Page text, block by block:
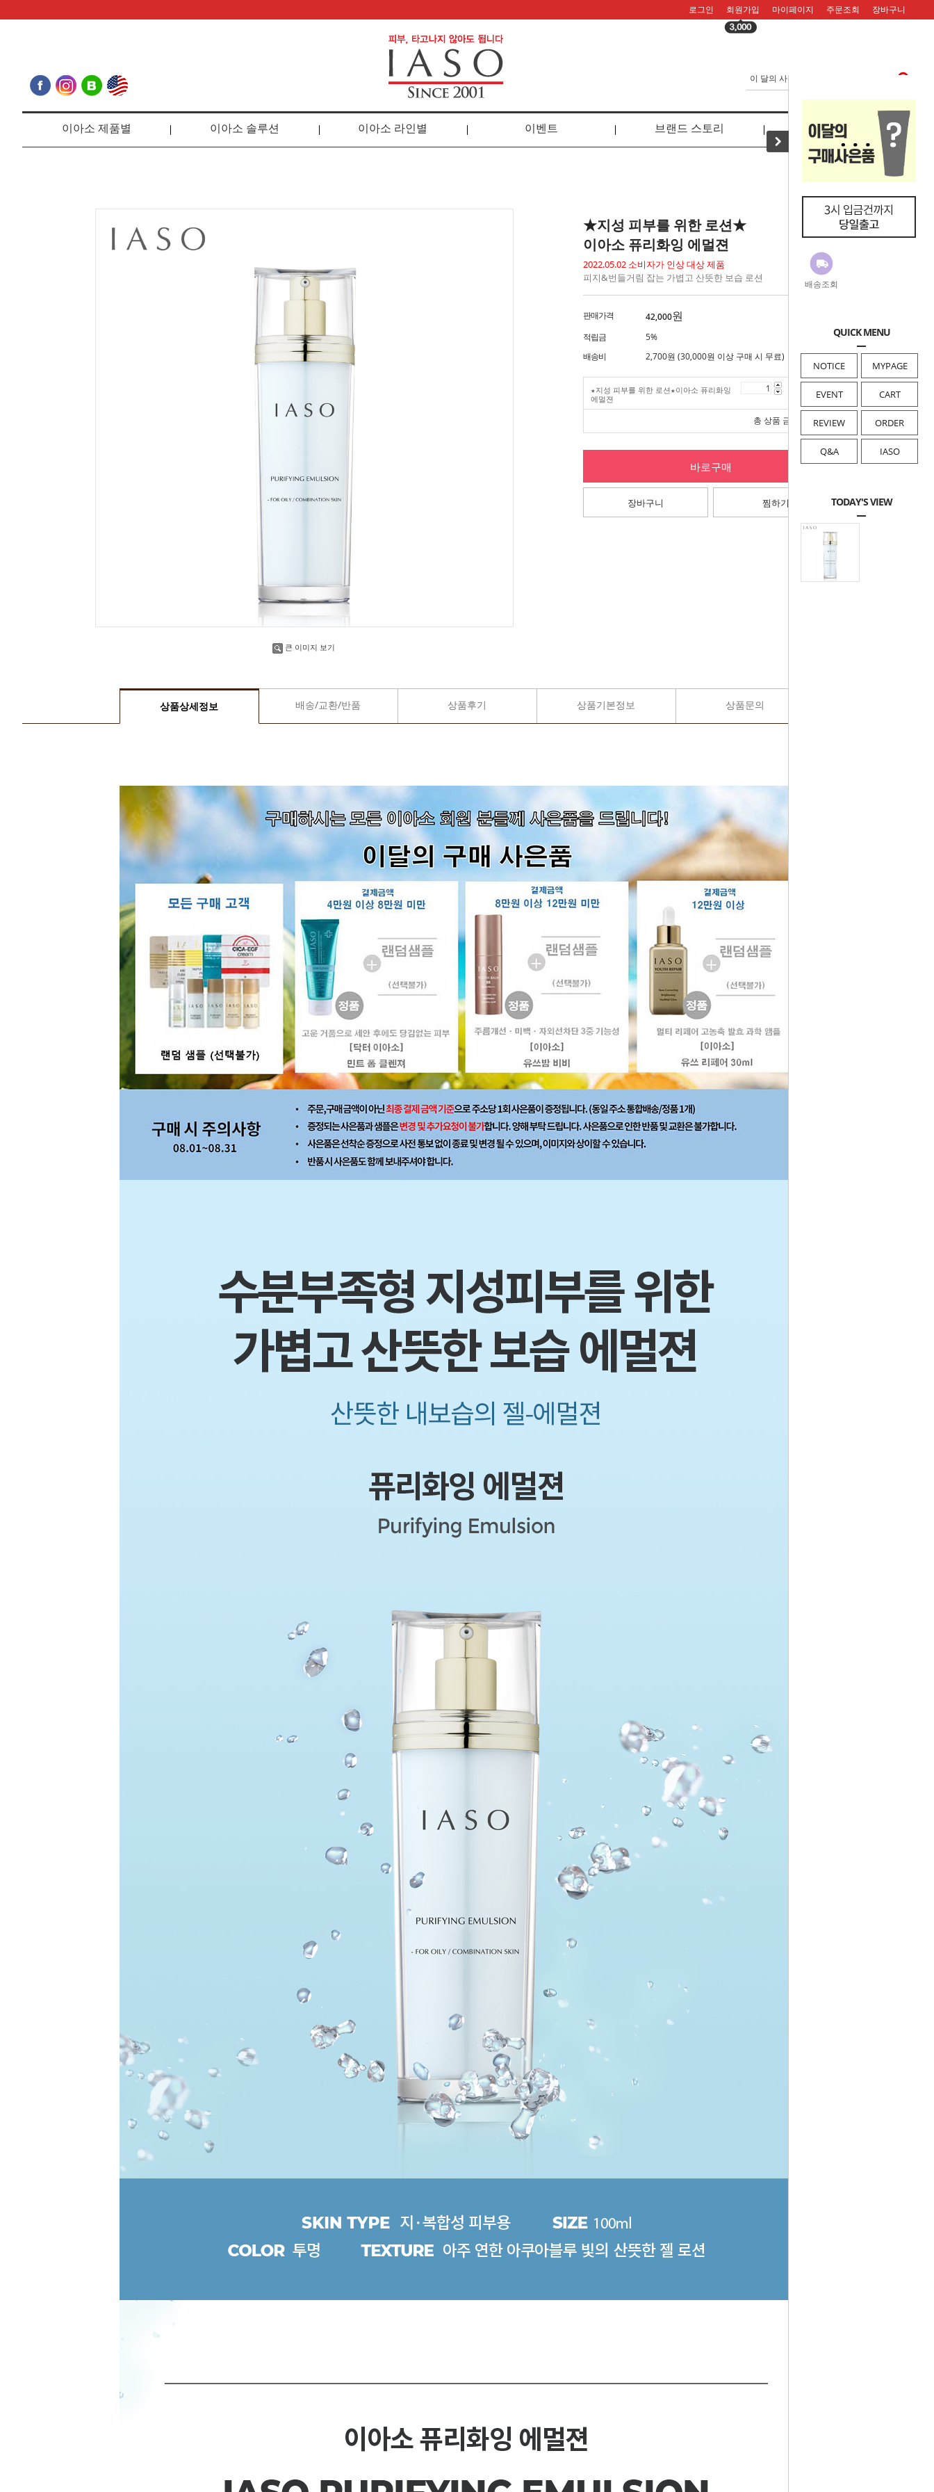
배송조회
QUICK MENU
NOTICE MYPAGE
EVENT CART
REVIEW ORDER
Q&A IASO
TODAY'S VIEW
로그인 회원가입 마이페이지 주문조회 장바구니
이아소 제품별 이아소 솔루션 이아소 라인별 이벤트 브랜드 스토리 리뷰
큰 이미지 보기
★지성 피부를 위한 로션★
이아소 퓨리화잉 에멀젼
2022.05.02 소비자가 인상 대상 제품
피지&번들거림 잡는 가볍고 산뜻한 보습 로션
판매가격 42,000원
적립금
5%
배송비
2,700원 (30,000원 이상 구매 시 무료)
★지성 피부를 위한 로션★이아소 퓨리화잉
에멀젼
원
총 상품 금액 42,000 원
바로구매
장바구니 찜하기
상품상세정보 배송/교환/반품 상품후기 상품기본정보 상품문의